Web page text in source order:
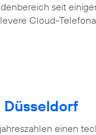
seit
Cloud-
Düsseldorf
einen